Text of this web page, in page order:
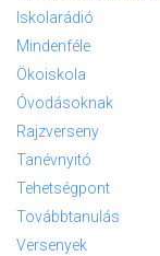
Iskolarádió
Mindenféle
Ökoiskola
Óvodásoknak
Rajzverseny
Tanévnyitó
Tehetségpont
Továbbtanulás
Versenyek